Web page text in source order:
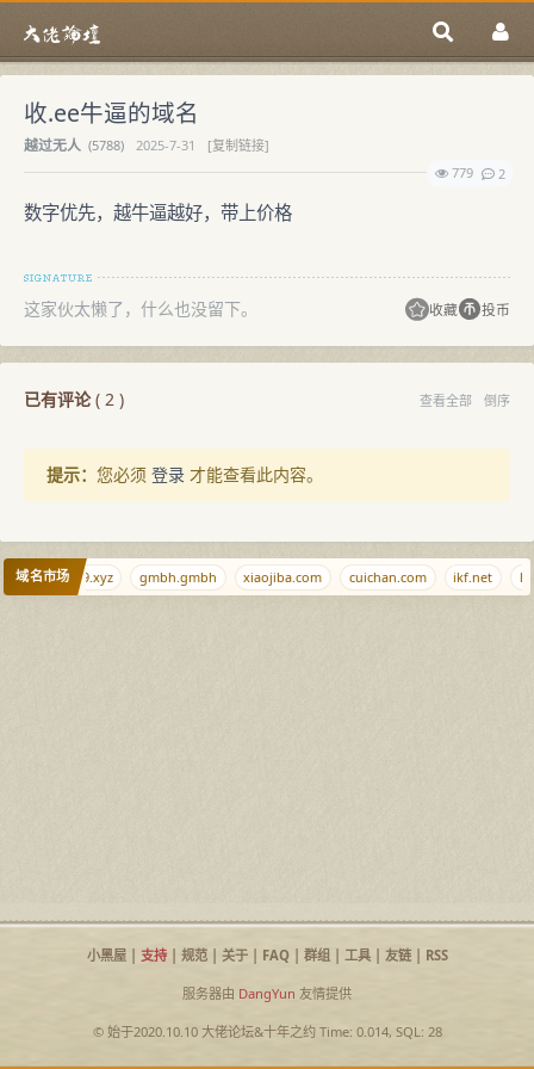
收.ee牛逼的域名
越过无人 (5788) 2025-7-31
[复制链接]
779
2
数字优先，越牛逼越好，带上价格
这家伙太懒了，什么也没留下。 收藏 投币
已有评论( 2 ) 查看全部 倒序
提示： 您必须 登录 才能查看此内容。
域名市场
xrr.net j9.xyz gmbh.gmbh xiaojiba.com cuichan.com ikf.net
小黑屋| 支持| 规范| 关于| FAQ| 群组| 工具| 友链| RSS
服务器由 DangYun 友情提供
© 始于2020.10.10 大佬论坛&十年之约Time: 0.014, SQL: 28